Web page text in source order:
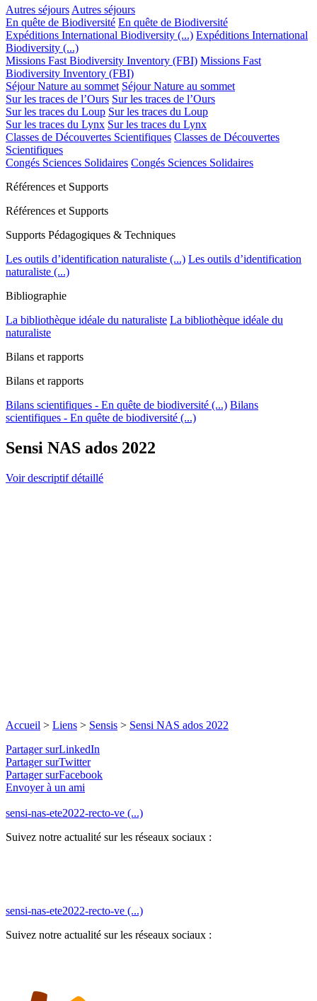
Autres séjours Autres séjours
En quête de Biodiversité En quête de Biodiversité
Expéditions International Biodiversity (...) Expéditions International
Biodiversity (...)
Missions Fast Biodiversity Inventory (FBI) Missions Fast
Biodiversity Inventory (FBI)
Séjour Nature au sommet Séjour Nature au sommet
Sur les traces de l’Ours Sur les traces de l’Ours
Sur les traces du Loup Sur les traces du Loup
Sur les traces du Lynx Sur les traces du Lynx
Classes de Découvertes Scientifiques Classes de Découvertes
Scientifiques
Congés Sciences Solidaires Congés Sciences Solidaires
Références et Supports
Références et Supports
Supports Pédagogiques & Techniques
Les outils d’identification naturaliste (...) Les outils d’identification
naturaliste (...)
Bibliographie
La bibliothèque idéale du naturaliste La bibliothèque idéale du
naturaliste
Bilans et rapports
Bilans et rapports
Bilans scientifiques - En quête de biodiversité (...) Bilans
scientifiques - En quête de biodiversité (...)
Sensi NAS ados 2022
Voir descriptif détaillé
Accueil > Liens > Sensis > Sensi NAS ados 2022
Partager surLinkedIn
Partager surTwitter
Partager surFacebook
Envoyer à un ami
sensi-nas-ete2022-recto-ve (...)
Suivez notre actualité sur les réseaux sociaux :
sensi-nas-ete2022-recto-ve (...)
Suivez notre actualité sur les réseaux sociaux :